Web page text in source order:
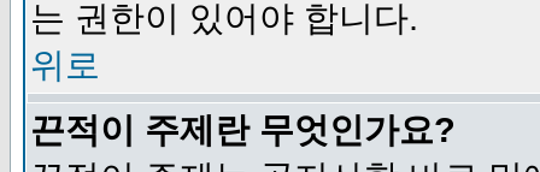
는 권한이 있어야 합니다.
위로
끈적이 주제란 무엇인가요?